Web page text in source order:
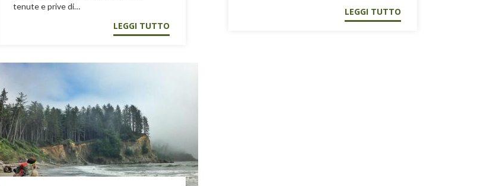
tenute e prive di…
LEGGI TUTTO
LEGGI TUTTO